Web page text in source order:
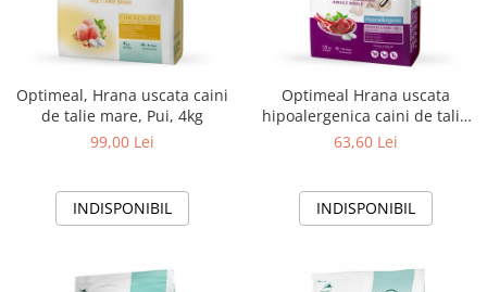
Optimeal, Hrana uscata caini
de talie mare, Pui, 4kg
99,00 Lei
INDISPONIBIL
Optimeal Hrana uscata
hipoalergenica caini de talie
mica - Miel si orez, 1,5kg
63,60 Lei
INDISPONIBIL